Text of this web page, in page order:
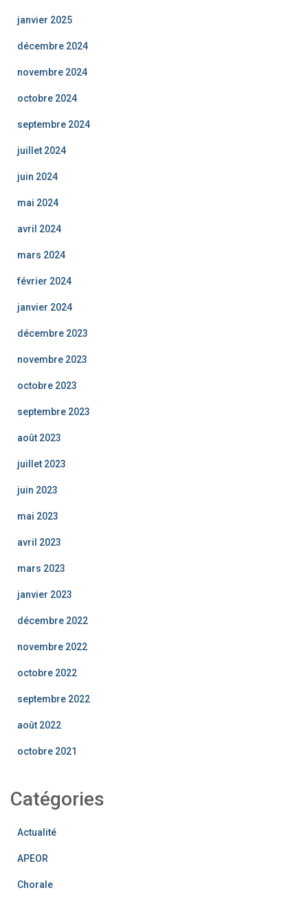
janvier 2025
décembre 2024
novembre 2024
octobre 2024
septembre 2024
juillet 2024
juin 2024
mai 2024
avril 2024
mars 2024
février 2024
janvier 2024
décembre 2023
novembre 2023
octobre 2023
septembre 2023
août 2023
juillet 2023
juin 2023
mai 2023
avril 2023
mars 2023
janvier 2023
décembre 2022
novembre 2022
octobre 2022
septembre 2022
août 2022
octobre 2021
Catégories
Actualité
APEOR
Chorale